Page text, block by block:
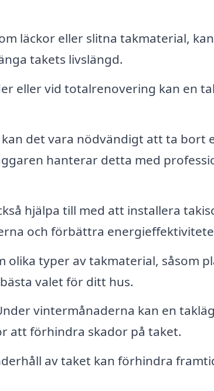
läckor eller slitna takmaterial,
takets livslängd.
eller vid totalrenovering kan en
kan det vara nödvändigt att ta bort
hanterar detta med
hjälpa till med att installera
och förbättra
olika typer av takmaterial, såsom
valet för ditt hus.
vintermånaderna kan en
att förhindra skador på taket.
av taket kan förhindra